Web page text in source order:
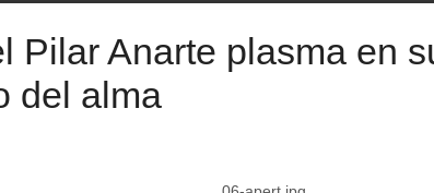
Pilar Anarte plasma en
del alma